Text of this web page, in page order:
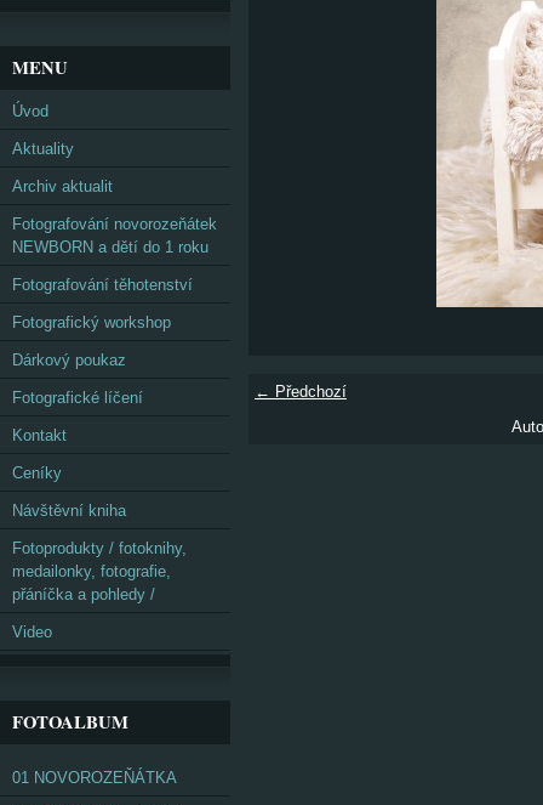
← Předchozí
MENU
Úvod
Aktuality
Archiv aktualit
Fotografování novorozeňátek
NEWBORN a dětí do 1 roku
Fotografování těhotenství
Fotografický workshop
Dárkový poukaz
Fotografické líčení
Kontakt
Ceníky
Návštěvní kniha
Fotoprodukty / fotoknihy,
medailonky, fotografie,
přáníčka a pohledy /
Video
FOTOALBUM
01 NOVOROZEŇÁTKA